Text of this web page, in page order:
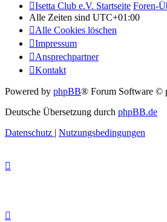
Isetta Club e.V. Startseite Foren-
Alle Zeiten sind UTC+01:00
Alle Cookies löschen
Impressum
Ansprechpartner
Kontakt
Powered by phpBB® Forum Software ©
Deutsche Übersetzung durch phpBB.de
Datenschutz | Nutzungsbedingungen